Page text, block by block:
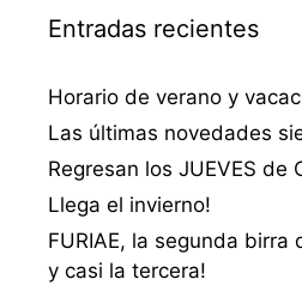
Entradas recientes
Horario de verano y
Las últimas novedades
Regresan los JUEVES de
Llega el invierno!
FURIAE, la segunda
y casi la tercera!